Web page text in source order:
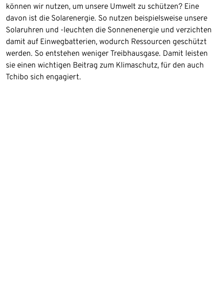
können wir nutzen, um unsere Umwelt zu schützen? Eine
davon ist die Solarenergie. So nutzen beispielsweise unsere
Solaruhren und -leuchten die Sonnenenergie und verzichten
damit auf Einwegbatterien, wodurch Ressourcen geschützt
werden. So entstehen weniger Treibhausgase. Damit leisten
sie einen wichtigen Beitrag zum Klimaschutz, für den auch
Tchibo sich engagiert.